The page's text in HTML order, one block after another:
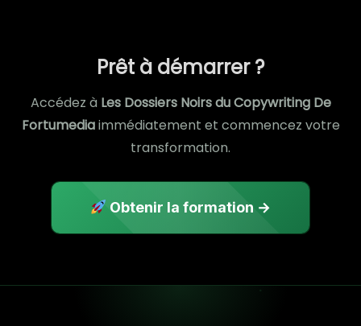
Prêt à démarrer ?
Accédez à Les Dossiers Noirs du Copywriting De
Fortumediaimmédiatement et commencez votre
transformation.
Obtenir la formation →